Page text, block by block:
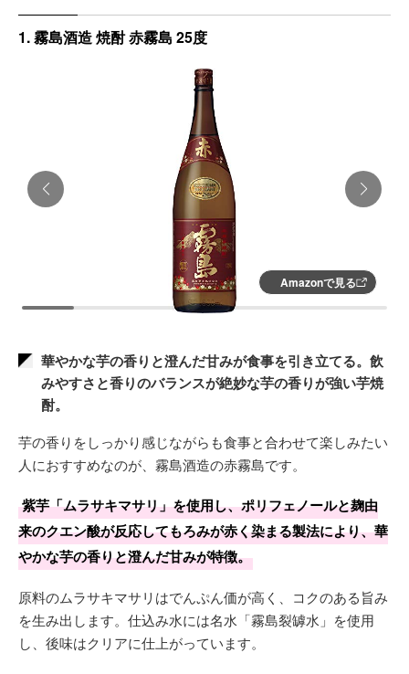
1. 霧島酒造 焼酎 赤霧島 25度
Amazonで見る
華やかな芋の香りと澄んだ甘みが食事を引き立てる。飲
みやすさと香りのバランスが絶妙な芋の香りが強い芋焼
酎。
芋の香りをしっかり感じながらも食事と合わせて楽しみたい
人におすすめなのが、霧島酒造の赤霧島です。
紫芋「ムラサキマサリ」を使用し、ポリフェノールと麹由
来のクエン酸が反応してもろみが赤く染まる製法により、華
やかな芋の香りと澄んだ甘みが特徴。
原料のムラサキマサリはでんぷん価が高く、コクのある旨み
を生み出します。仕込み水には名水「霧島裂罅水」を使用
し、後味はクリアに仕上がっています。